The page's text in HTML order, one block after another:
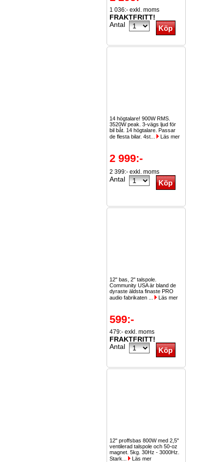
1 036:- exkl. moms
FRAKTFRITT!
Antal
14 högtalare! 900W RMS.
3520W peak. 3-vägs ljud för
bil båt. 14 högtalare. Passar
de flesta bilar. 4st...
Läs mer
2 999:-
2 399:- exkl. moms
Antal
12" bas, 2" talspole.
Community USA är bland de
dyraste äldsta finaste PRO
audio fabrikaten ...
Läs mer
599:-
479:- exkl. moms
FRAKTFRITT!
Antal
12" proffsbas 800W med 2,5"
ventilerad talspole och 50-oz
magnet. 5kg. 30Hz - 3000Hz.
Stark...
Läs mer